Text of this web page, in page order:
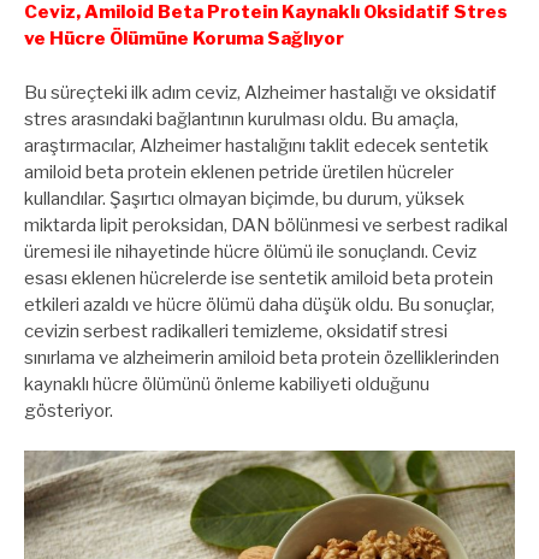
Ceviz, Amiloid Beta Protein Kaynaklı Oksidatif Stres
ve Hücre Ölümüne Koruma Sağlıyor
Bu süreçteki ilk adım ceviz, Alzheimer hastalığı ve oksidatif
stres arasındaki bağlantının kurulması oldu. Bu amaçla,
araştırmacılar, Alzheimer hastalığını taklit edecek sentetik
amiloid beta protein eklenen petride üretilen hücreler
kullandılar. Şaşırtıcı olmayan biçimde, bu durum, yüksek
miktarda lipit peroksidan, DAN bölünmesi ve serbest radikal
üremesi ile nihayetinde hücre ölümü ile sonuçlandı. Ceviz
esası eklenen hücrelerde ise sentetik amiloid beta protein
etkileri azaldı ve hücre ölümü daha düşük oldu. Bu sonuçlar,
cevizin serbest radikalleri temizleme, oksidatif stresi
sınırlama ve alzheimerin amiloid beta protein özelliklerinden
kaynaklı hücre ölümünü önleme kabiliyeti olduğunu
gösteriyor.